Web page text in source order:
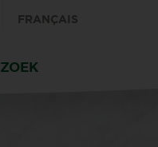
FRANÇAIS
ZOEK